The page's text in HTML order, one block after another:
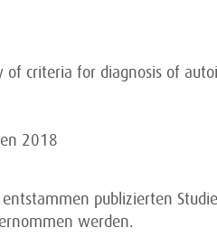
criteria for diagnosis of
2018
publizierten
werden.